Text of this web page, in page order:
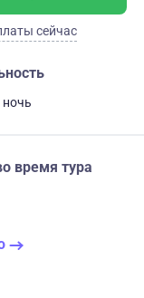
сейчас
ночь
время тура